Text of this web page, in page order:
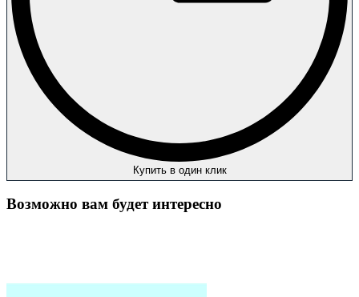
Купить в один клик
Возможно вам будет интересно